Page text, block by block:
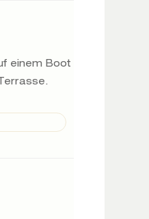
einem Boot